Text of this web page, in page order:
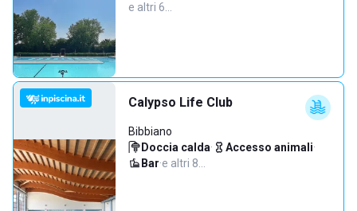
e altri 6…
Calypso Life Club
Bibbiano
Doccia calda· Accesso animali·
Bar·e altri 8…